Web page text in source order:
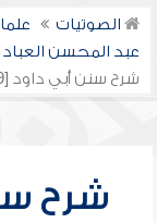
الصوتيات
عبد المحسن العباد
شرح سنن أبي داود [149]
شرح